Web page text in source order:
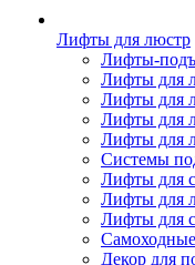
Лифты для люстр
Лифты-
Лифты для
Лифты для
Лифты для
Лифты для
Системы
Лифты для
Лифты для
Лифты для
Декор для